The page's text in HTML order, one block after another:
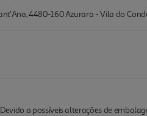
4480-160 Azurara - Vila do
a possíveis alterações de